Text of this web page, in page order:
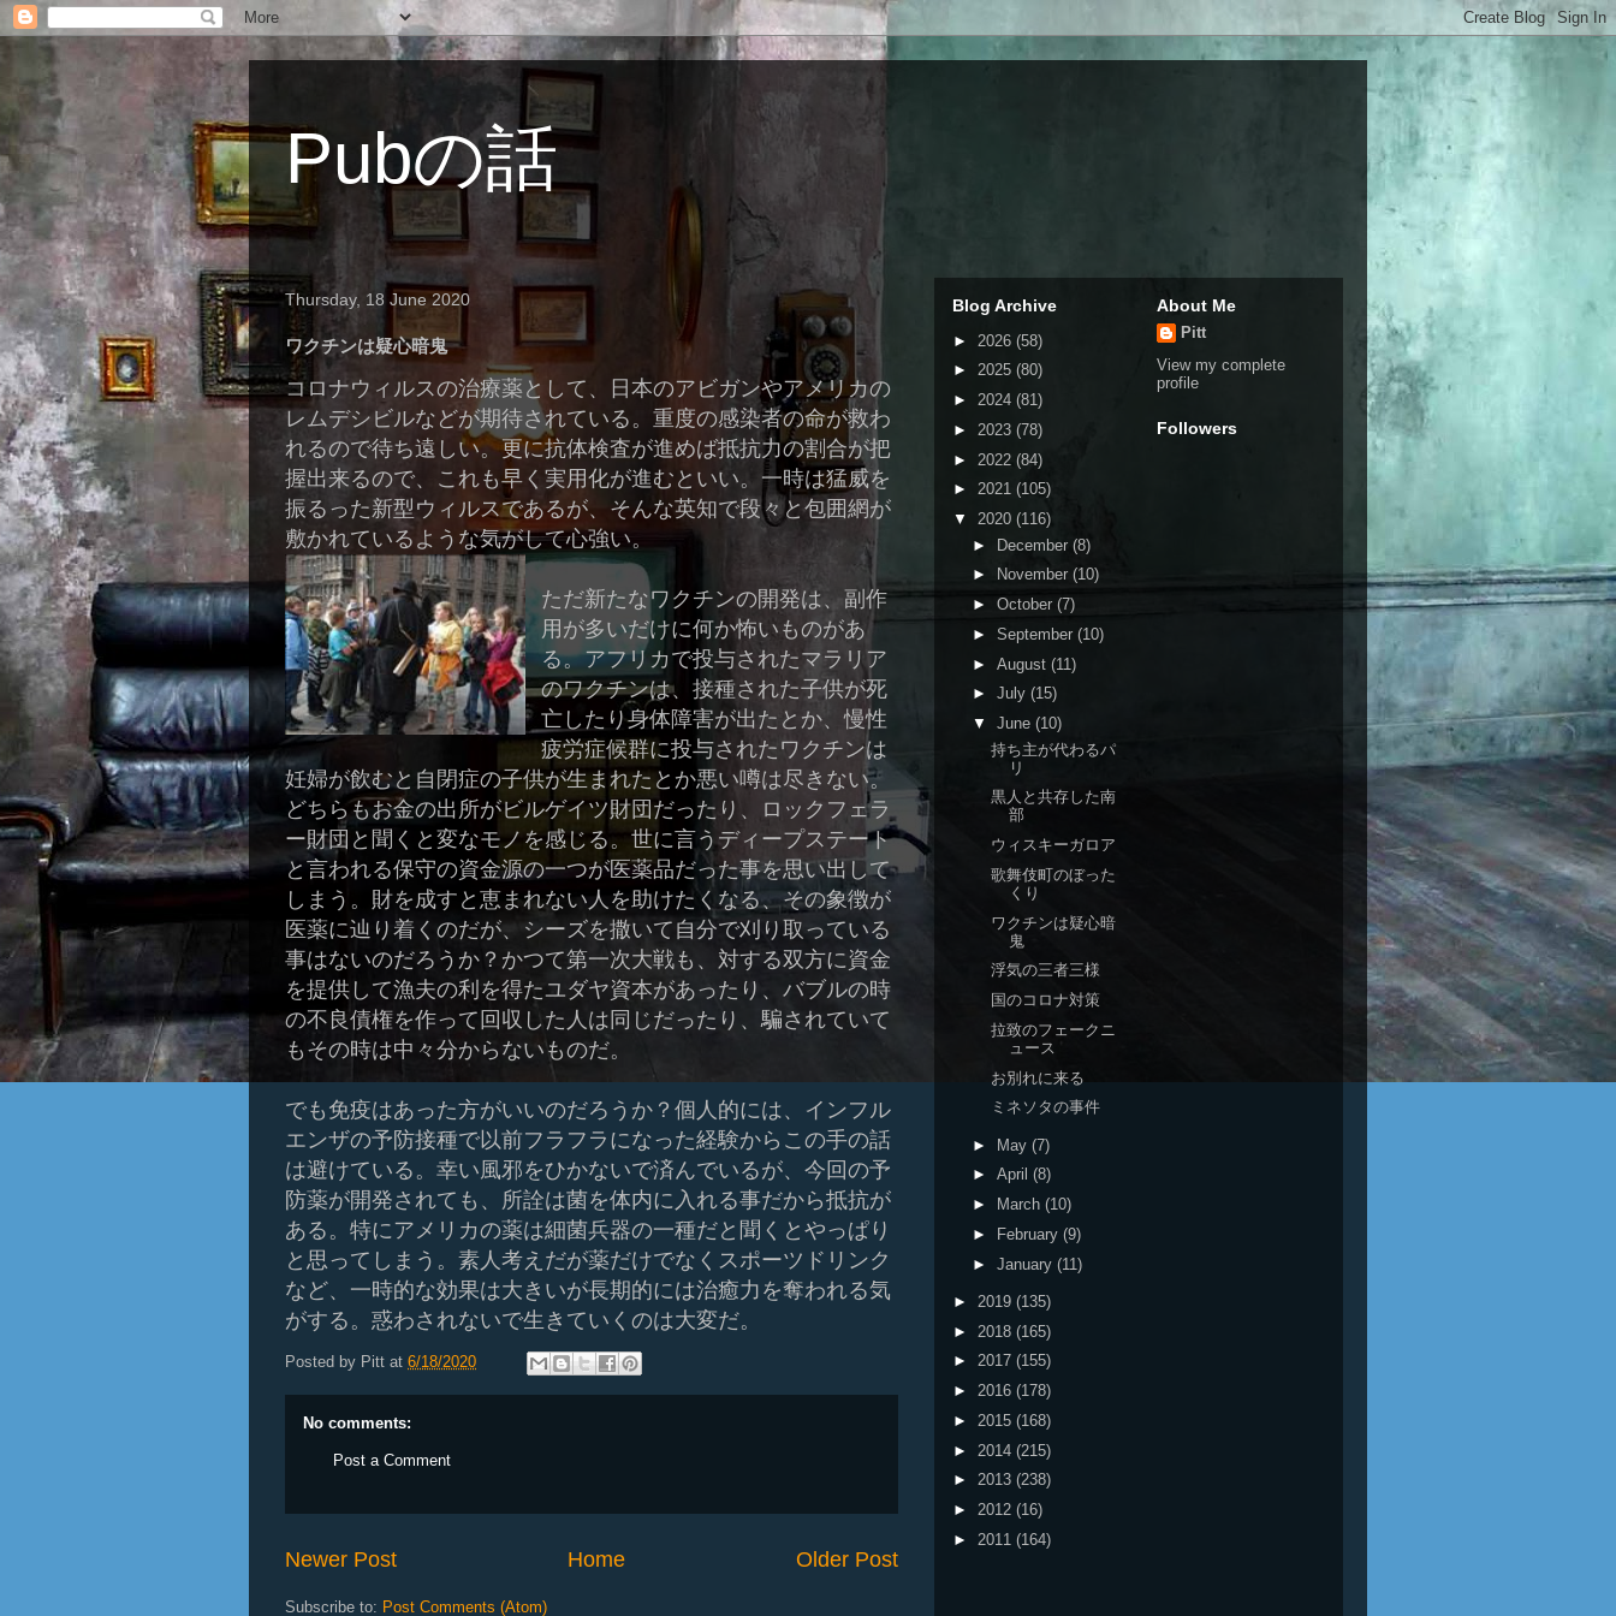
Pubの話
Thursday, 18 June 2020
ワクチンは疑心暗鬼
コロナウィルスの治療薬として、日本のアビガンやアメリカの
レムデシビルなどが期待されている。重度の感染者の命が救わ
れるので待ち遠しい。更に抗体検査が進めば抵抗力の割合が把
握出来るので、これも早く実用化が進むといい。一時は猛威を
振るった新型ウィルスであるが、そんな英知で段々と包囲網が
敷かれているような気がして心強い。
ただ新たなワクチンの開発は、副作
用が多いだけに何か怖いものがあ
る。アフリカで投与されたマラリア
のワクチンは、接種された子供が死
亡したり身体障害が出たとか、慢性
疲労症候群に投与されたワクチンは
妊婦が飲むと自閉症の子供が生まれたとか悪い噂は尽きない。
どちらもお金の出所がビルゲイツ財団だったり、ロックフェラ
ー財団と聞くと変なモノを感じる。世に言うディープステート
と言われる保守の資金源の一つが医薬品だった事を思い出して
しまう。財を成すと恵まれない人を助けたくなる、その象徴が
医薬に辿り着くのだが、シーズを撒いて自分で刈り取っている
事はないのだろうか？かつて第一次大戦も、対する双方に資金
を提供して漁夫の利を得たユダヤ資本があったり、バブルの時
の不良債権を作って回収した人は同じだったり、騙されていて
もその時は中々分からない ものだ。
でも免疫はあった方がいいのだろうか？個人的には、インフル
エンザの予防接種で以前フラフラになった経験からこの手の話
は避けている。幸い風邪をひかないで済んでいるが、今回の予
防薬が開発されても、所詮は菌を体内に入れる事だから抵抗が
ある。特にアメリカの薬は細菌兵器の一種だと聞くとやっぱり
と思ってしまう。素人考えだが薬だけでなくスポーツドリンク
など、一時的な効果は大きいが長期的には治癒力を奪われる気
がする。惑わされないで生きていくのは大変だ。
Posted by Pitt at 6/18/2020
No comments:
Post a Comment
Newer Post Older Post
Home
Subscribe to: Post Comments (Atom)
Blog Archive
► 2026 (58)
► 2025 (80)
► 2024 (81)
► 2023 (78)
► 2022 (84)
► 2021 (105)
▼ 2020 (116)
► December (8)
►
November (10)
► October (7)
► September (10)
► August (11)
► July (15)
▼ June (10)
持ち主が代わるパ
リ
黒人と共存した南
部
ウィスキーガロア
歌舞伎町のぼった
くり
ワクチンは疑心暗
鬼
浮気の三者三様
国のコロナ対策
拉致のフェークニ
ュース
お別れに来る
ミネソタの事件
► May (7)
► April (8)
►
March (10)
►
February (9)
► January (11)
► 2019 (135)
► 2018 (165)
► 2017 (155)
► 2016 (178)
► 2015 (168)
► 2014 (215)
► 2013 (238)
► 2012 (16)
► 2011 (164)
About Me
Pitt
View my complete
profile
Followers